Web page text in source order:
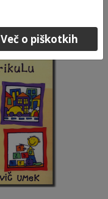
Več o piškotkih